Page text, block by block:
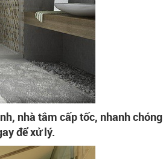
nhà tắm cấp tốc, nhanh chóng
để xử lý.